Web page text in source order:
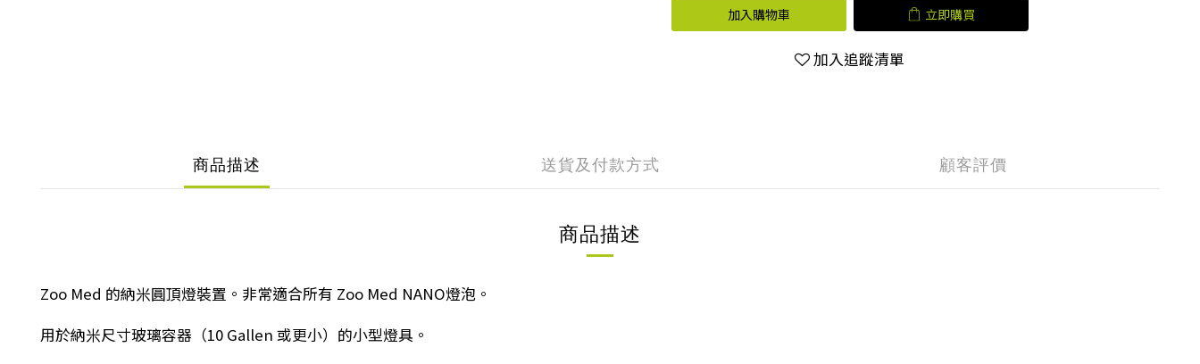
加入購物車 立即購買
加入追蹤清單
商品描述 送貨及付款方式 顧客評價
商品描述
Zoo Med 的納米圓頂燈裝置。非常適合所有 Zoo Med NANO燈泡。
用於納米尺寸玻璃容器（10 Gallen 或更小）的小型燈具。